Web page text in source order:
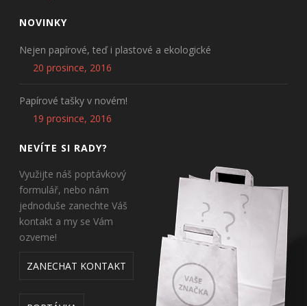
NOVINKY
Nejen papírové, teď i plastové a ekologické
20 prosince, 2016
Papírové tašky v novém!
19 prosince, 2016
NEVÍTE SI RADY?
Využijte náš poptávkový
formulář, nebo nám
jednoduše zanechte Váš
kontakt a my se Vám
ozveme!
ZANECHAT KONTAKT